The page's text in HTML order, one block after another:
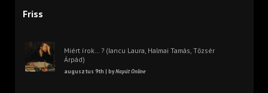
Friss
Miért írok… ? (Iancu Laura, Halmai Tamás, Tőzsér
Árpád)
augusztus 9th | byNapút Online